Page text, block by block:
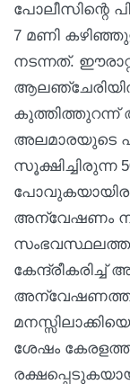
പോലീസിന്റെ
7 മണി
നടന്നത്.
ആലഞ്ചേരിയിൽ
കുത്തിത്തുറന്ന്
അലമാരയുടെ
സൂക്ഷിച്ചിരുന്ന
അന്വേഷണം
ശേഷം